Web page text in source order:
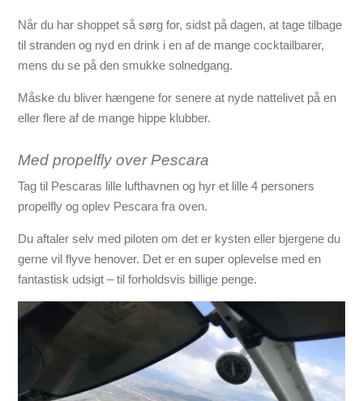
Når du har shoppet så sørg for, sidst på dagen, at tage tilbage
til stranden og nyd en drink i en af de mange cocktailbarer,
mens du se på den smukke solnedgang.
Måske du bliver hængene for senere at nyde nattelivet på en
eller flere af de mange hippe klubber.
Medpropelfly over Pescara
Tag til Pescaras lille lufthavnen og hyr et lille 4 personers
propelfly og oplev Pescara fra oven.
Du aftaler selv med piloten om det er kysten eller bjergene du
gerne vil flyve henover. Det er en super oplevelse med en
fantastisk udsigt – til forholdsvis billige penge.